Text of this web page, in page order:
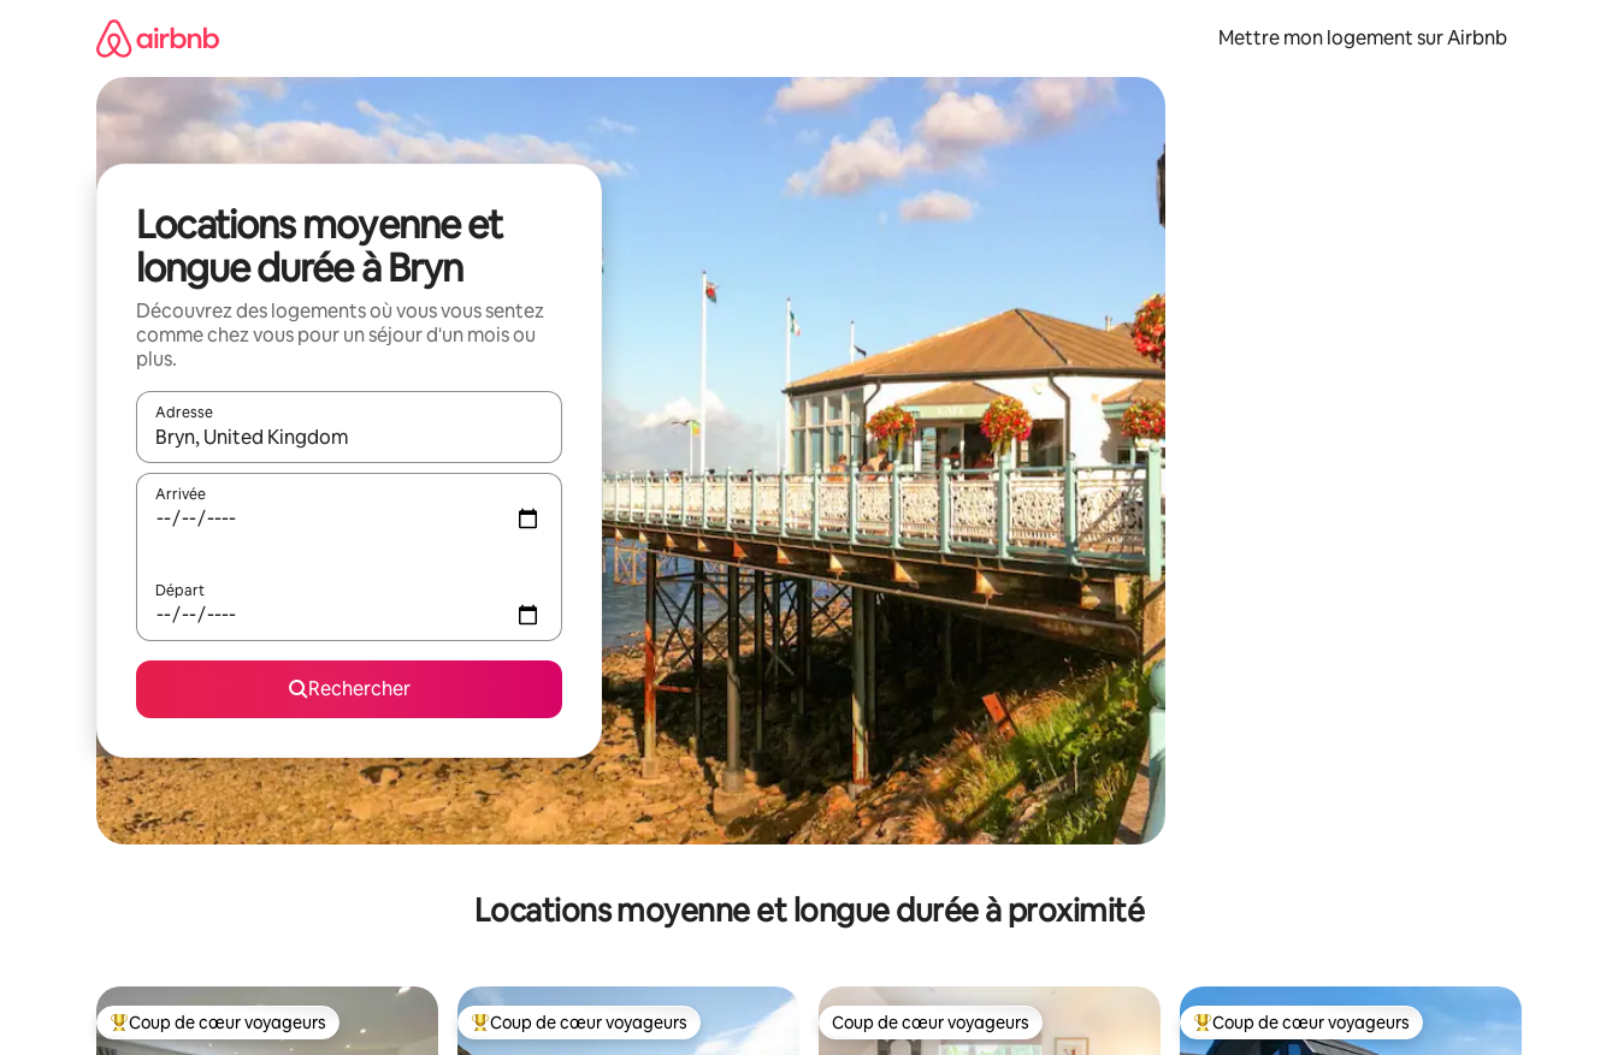
Mettre mon logement sur Airbnb
Locations moyenne et
longue durée à Bryn
Découvrez des logements où vous vous sentez
comme chez vous pour un séjour d'un mois ou
plus.
Adresse
Lorsque les résultats s'affichent, utilisez les flèches vers le haut et vers le bas pour les parcourir ou en appuyant et en faisant glisser.
Arrivée
Départ
Rechercher
Locations moyenne et longue durée à proximité
Coups de cœur voyageurs les plus appréciés
Coup de cœur voyageurs Coups de cœur voyageurs les plus appréciés
Coup de cœur voyageurs Coup de cœur voyageurs
Coup de cœur voyageurs Coups de cœur voyageurs les plus appréciés
Coup de cœur voyageurs